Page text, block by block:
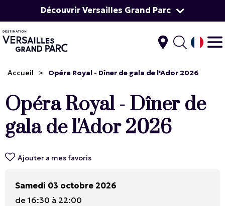
Découvrir Versailles Grand Parc
Accueil > Opéra Royal - Dîner de gala de l'Ador 2026
Opéra Royal - Dîner de
gala de l'Ador 2026
Ajouter a mes favoris
Samedi 03 octobre 2026
de 16:30 à 22:00